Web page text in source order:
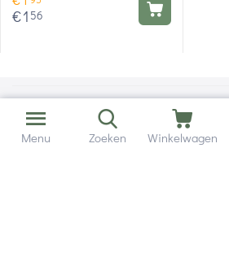
€1 56
Menu Zoeken Winkelwagen